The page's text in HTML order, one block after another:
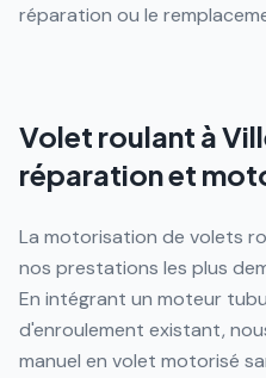
réparation ou le
Volet roulant à
réparation et
La motorisation de volets
nos prestations les plus
En intégrant un moteur
d'enroulement existant,
manuel en volet motorisé